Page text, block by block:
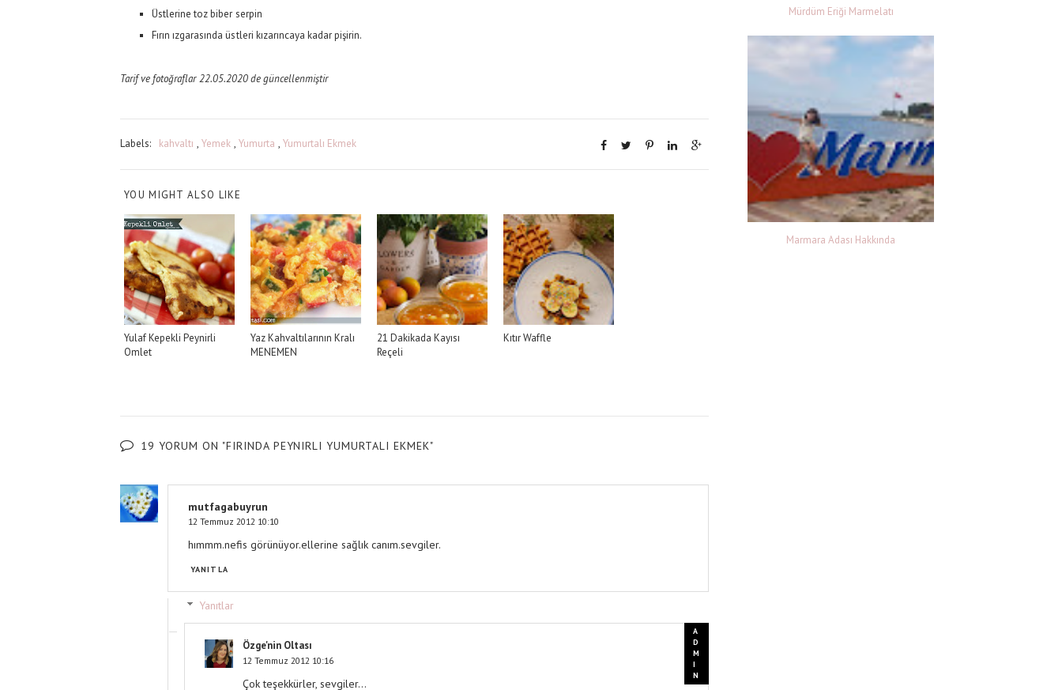
Üstlerine toz biber serpin
Fırın ızgarasında üstleri kızarıncaya kadar pişirin.
Tarif ve fotoğraflar 22.05.2020 de güncellenmiştir
Labels: kahvaltı , Yemek , Yumurta , Yumurtalı Ekmek
YOU MIGHT ALSO LIKE
Yulaf Kepekli Peynirli
Omlet
Yaz Kahvaltılarının Kralı
MENEMEN
21 Dakikada Kayısı
Reçeli
Kıtır Waffle
19 YORUM ON "FIRINDA PEYNIRLI YUMURTALI EKMEK"
mutfagabuyrun
12 Temmuz 2012 10:10
hımmm.nefis görünüyor.ellerine sağlık canım.sevgiler.
YANITLA
Yanıtlar
Özge'nin Oltası
12 Temmuz 2012 10:16
Çok teşekkürler, sevgiler...
Mürdüm Eriği Marmelatı
Marmara Adası Hakkında